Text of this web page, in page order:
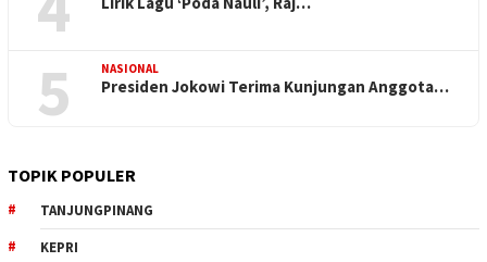
5 NASIONAL
Presiden Jokowi Terima Kunjungan Anggota…
TOPIK POPULER
TANJUNGPINANG
KEPRI